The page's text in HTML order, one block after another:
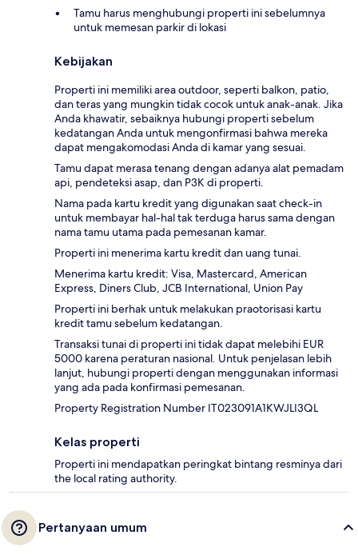
Tamu harus menghubungi properti ini sebelumnya
untuk memesan parkir di lokasi
Kebijakan
Properti ini memiliki area outdoor, seperti balkon, patio,
dan teras yang mungkin tidak cocok untuk anak-anak. Jika
Anda khawatir, sebaiknya hubungi properti sebelum
kedatangan Anda untuk mengonfirmasi bahwa mereka
dapat mengakomodasi Anda di kamar yang sesuai.
Tamu dapat merasa tenang dengan adanya alat pemadam
api, pendeteksi asap, dan P3K di properti.
Nama pada kartu kredit yang digunakan saat check-in
untuk membayar hal-hal tak terduga harus sama dengan
nama tamu utama pada pemesanan kamar.
Properti ini menerima kartu kredit dan uang tunai.
Menerima kartu kredit: Visa, Mastercard, American
Express, Diners Club, JCB International, Union Pay
Properti ini berhak untuk melakukan praotorisasi kartu
kredit tamu sebelum kedatangan.
Transaksi tunai di properti ini tidak dapat melebihi EUR
5000 karena peraturan nasional. Untuk penjelasan lebih
lanjut, hubungi properti dengan menggunakan informasi
yang ada pada konfirmasi pemesanan.
Property Registration Number IT023091A1KWJLI3QL
Kelas properti
Properti ini mendapatkan peringkat bintang resminya dari
the local rating authority.
Pertanyaan umum